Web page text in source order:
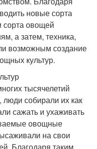
новые сорта
овощей
а затем, техника,
возможным создание
культур.
тысячелетий
люди собирали их как
сажать и ухаживать
овощные
на свои